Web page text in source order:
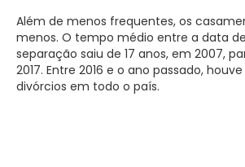
Além de menos frequentes, os
menos. O tempo médio entre a data
separação saiu de 17 anos, em 2007,
2017. Entre 2016 e o ano passado,
divórcios em todo o país.